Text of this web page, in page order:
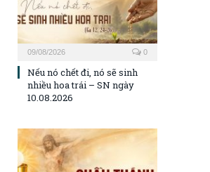
09/08/2026 0
Nếu nó chết đi, nó sẽ sinh
nhiều hoa trái – SN ngày
10.08.2026